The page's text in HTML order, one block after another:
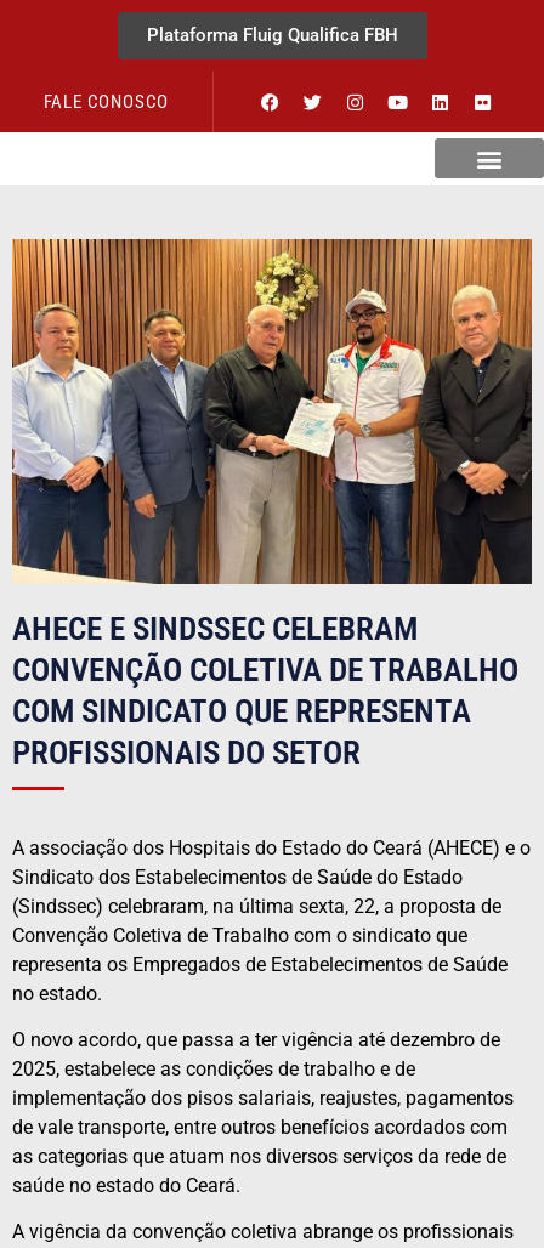
Plataforma Fluig Qualifica FBH
FALE CONOSCO
AHECE E SINDSSEC CELEBRAM
CONVENÇÃO COLETIVA DE TRABALHO
COM SINDICATO QUE REPRESENTA
PROFISSIONAIS DO SETOR
A associação dos Hospitais do Estado do Ceará (AHECE) e o
Sindicato dos Estabelecimentos de Saúde do Estado
(Sindssec) celebraram, na última sexta, 22, a proposta de
Convenção Coletiva de Trabalho com o sindicato que
representa os Empregados de Estabelecimentos de Saúde
no estado.
O novo acordo, que passa a ter vigência até dezembro de
2025, estabelece as condições de trabalho e de
implementação dos pisos salariais, reajustes, pagamentos
de vale transporte, entre outros benefícios acordados com
as categorias que atuam nos diversos serviços da rede de
saúde no estado do Ceará.
A vigência da convenção coletiva abrange os profissionais